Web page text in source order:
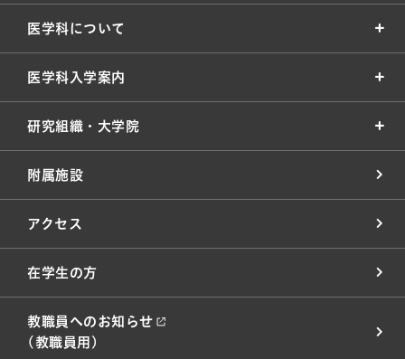
医学科について
医学科入学案内
研究組織・大学院
附属施設
アクセス
在学生の方
教職員へのお知らせ
(教職員用)